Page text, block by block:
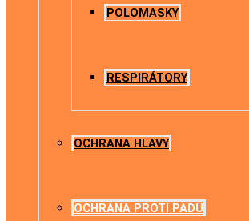
POLOMASKY
RESPIRÁTORY
OCHRANA HLAVY
OCHRANA PROTI PADU